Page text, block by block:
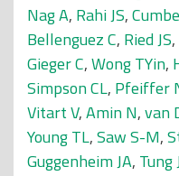
Nag A, Rahi JS,
Bellenguez C, Ried JS,
Gieger C,Wong TYin,
Simpson CL, Pfeiffer
Vitart V,Amin N,van
Young TL,Saw S-M,
Guggenheim JA, Tung